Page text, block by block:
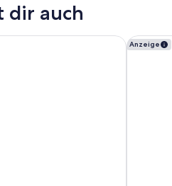
dir auch
Anzeige